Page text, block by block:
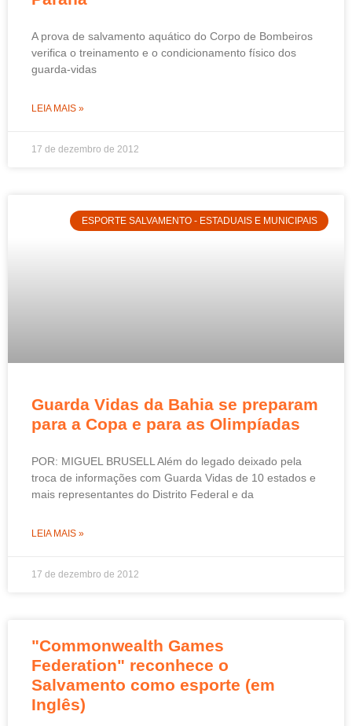
A prova de salvamento aquático do Corpo de Bombeiros
verifica o treinamento e o condicionamento físico dos
guarda-vidas
LEIA MAIS »
17 de dezembro de 2012
ESPORTE SALVAMENTO - ESTADUAIS E MUNICIPAIS
Guarda Vidas da Bahia se preparam
para a Copa e para as Olimpíadas
POR: MIGUEL BRUSELL Além do legado deixado pela
troca de informações com Guarda Vidas de 10 estados e
mais representantes do Distrito Federal e da
LEIA MAIS »
17 de dezembro de 2012
"Commonwealth Games
Federation" reconhece o
Salvamento como esporte (em
Inglês)